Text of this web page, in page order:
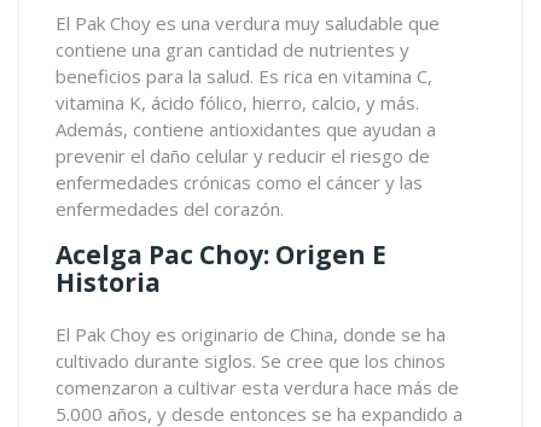
El Pak Choy es una verdura muy saludable que
contiene una gran cantidad de nutrientes y
beneficios para la salud. Es rica en vitamina C,
vitamina K, ácido fólico, hierro, calcio, y más.
Además, contiene antioxidantes que ayudan a
prevenir el daño celular y reducir el riesgo de
enfermedades crónicas como el cáncer y las
enfermedades del corazón.
Acelga Pac Choy: Origen E
Historia
El Pak Choy es originario de China, donde se ha
cultivado durante siglos. Se cree que los chinos
comenzaron a cultivar esta verdura hace más de
5.000 años, y desde entonces se ha expandido a